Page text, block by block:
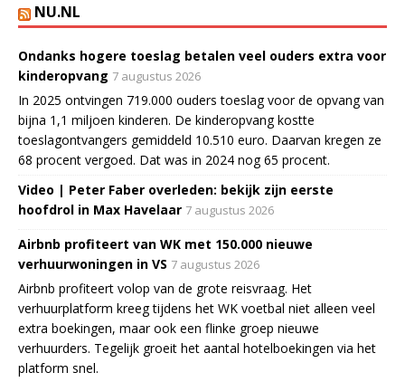
NU.NL
Ondanks hogere toeslag betalen veel ouders extra voor
kinderopvang 7 augustus 2026
In 2025 ontvingen 719.000 ouders toeslag voor de opvang van
bijna 1,1 miljoen kinderen. De kinderopvang kostte
toeslagontvangers gemiddeld 10.510 euro. Daarvan kregen ze
68 procent vergoed. Dat was in 2024 nog 65 procent.
Video | Peter Faber overleden: bekijk zijn eerste
hoofdrol in Max Havelaar 7 augustus 2026
Airbnb profiteert van WK met 150.000 nieuwe
verhuurwoningen in VS 7 augustus 2026
Airbnb profiteert volop van de grote reisvraag. Het
verhuurplatform kreeg tijdens het WK voetbal niet alleen veel
extra boekingen, maar ook een flinke groep nieuwe
verhuurders. Tegelijk groeit het aantal hotelboekingen via het
platform snel.